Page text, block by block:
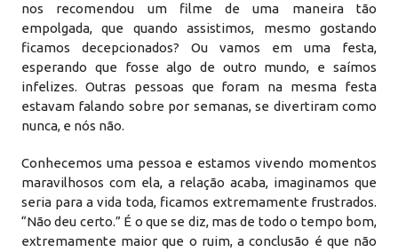
nos recomendou um filme de uma maneira tão
empolgada, que quando assistimos, mesmo gostando
ficamos decepcionados? Ou vamos em uma festa,
esperando que fosse algo de outro mundo, e saímos
infelizes. Outras pessoas que foram na mesma festa
estavam falando sobre por semanas, se divertiram como
nunca, e nós não.
Conhecemos uma pessoa e estamos vivendo momentos
maravilhosos com ela, a relação acaba, imaginamos que
seria para a vida toda, ficamos extremamente frustrados.
“Não deu certo.” É o que se diz, mas de todo o tempo bom,
extremamente maior que o ruim, a conclusão é que não